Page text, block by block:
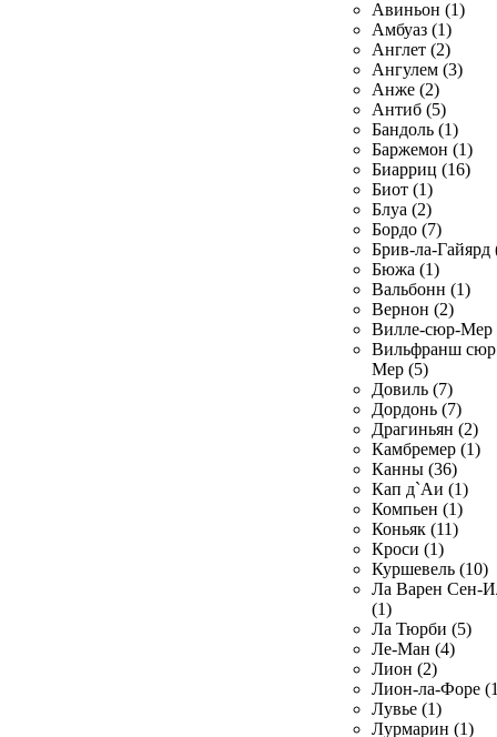
Авиньон (1)
Амбуаз (1)
Англет (2)
Ангулем (3)
Анже (2)
Антиб (5)
Бандоль (1)
Баржемон (1)
Биарриц (16)
Биот (1)
Блуа (2)
Бордо (7)
Брив-ла-Гайярд
Бюжа (1)
Вальбонн (1)
Вернон (2)
Вилле-сюр-Мер
Вильфранш сюр
Мер (5)
Довиль (7)
Дордонь (7)
Драгиньян (2)
Камбремер (1)
Канны (36)
Кап д`Аи (1)
Компьен (1)
Коньяк (11)
Кроси (1)
Куршевель (10)
Ла Варен Сен-
(1)
Ла Тюрби (5)
Ле-Ман (4)
Лион (2)
Лион-ла-Форе
Лувье (1)
Лурмарин (1)